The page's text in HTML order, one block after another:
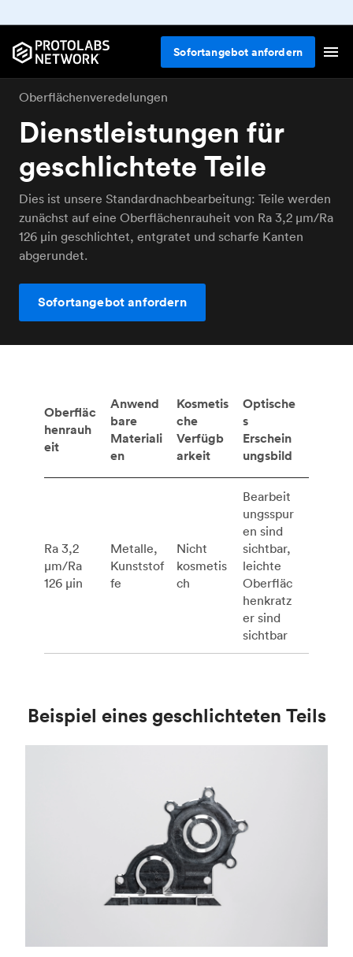
Sofortangebot anfordern
Oberflächenveredelungen
Dienstleistungen für
geschlichtete Teile
Dies ist unsere Standardnachbearbeitung: Teile werden
zunächst auf eine Oberflächenrauheit von Ra 3,2 μm/Ra
126 μin geschlichtet, entgratet und scharfe Kanten
abgerundet.
Sofortangebot anfordern
Oberfläc
henrauh
eit
Anwend
bare
Materiali
en
Kosmetis
che
Verfügb
arkeit
Optische
s
Erschein
ungsbild
Ra 3,2
μm/Ra
126 μin
Metalle,
Kunststof
fe
Nicht
kosmetis
ch
Bearbeit
ungsspur
en sind
sichtbar,
leichte
Oberfläc
henkratz
er sind
sichtbar
Beispiel eines geschlichteten Teils